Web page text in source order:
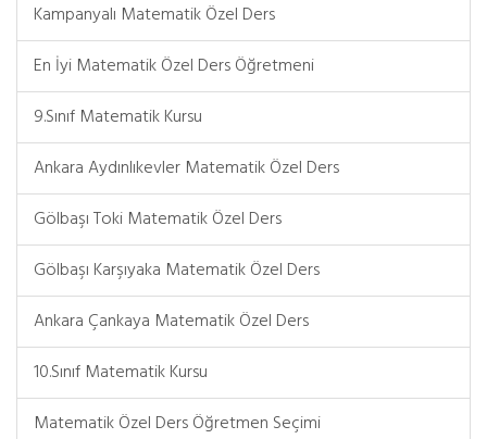
Kampanyalı Matematik Özel Ders
En İyi Matematik Özel Ders Öğretmeni
9.Sınıf Matematik Kursu
Ankara Aydınlıkevler Matematik Özel Ders
Gölbaşı Toki Matematik Özel Ders
Gölbaşı Karşıyaka Matematik Özel Ders
Ankara Çankaya Matematik Özel Ders
10.Sınıf Matematik Kursu
Matematik Özel Ders Öğretmen Seçimi